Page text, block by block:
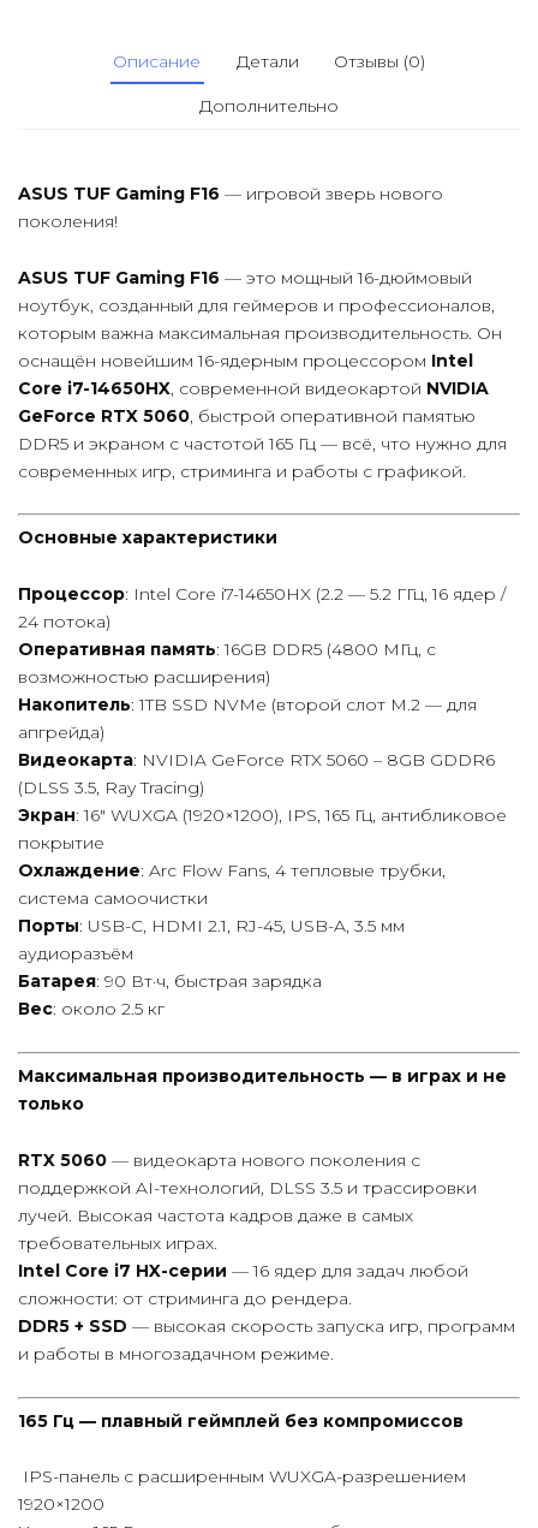
Описание Детали Отзывы (0)
Дополнительно
ASUS TUF Gaming F16 — игровой зверь нового
поколения!
ASUS TUF Gaming F16 — это мощный 16-дюймовый
ноутбук, созданный для геймеров и профессионалов,
которым важна максимальная производительность. Он
оснащён новейшим 16-ядерным процессором Intel
Core i7-14650HX , современной видеокартой NVIDIA
GeForce RTX 5060 , быстрой оперативной памятью
DDR5 и экраном с частотой 165 Гц — всё, что нужно для
современных игр, стриминга и работы с графикой.
Основные характеристики
Процессор: Intel Core i7-14650HX (2.2 — 5.2 ГГц, 16 ядер /
24 потока)
Оперативная память: 16GB DDR5 (4800 МГц, с
возможностью расширения)
Накопитель: 1TB SSD NVMe (второй слот M.2 — для
апгрейда)
Видеокарта: NVIDIA GeForce RTX 5060 – 8GB GDDR6
(DLSS 3.5, Ray Tracing)
Экран: 16″ WUXGA (1920×1200), IPS, 165 Гц, антибликовое
покрытие
Охлаждение: Arc Flow Fans, 4 тепловые трубки,
система самоочистки
Порты: USB-C, HDMI 2.1, RJ-45, USB-A, 3.5 мм
аудиоразъём
Батарея: 90 Вт·ч, быстрая зарядка
Вес: около 2.5 кг
Максимальная производительность — в играх и не
только
RTX 5060 — видеокарта нового поколения с
поддержкой AI-технологий, DLSS 3.5 и трассировки
лучей. Высокая частота кадров даже в самых
требовательных играх.
Intel Core i7 HX-серии — 16 ядер для задач любой
сложности: от стриминга до рендера.
DDR5 + SSD — высокая скорость запуска игр, программ
и работы в многозадачном режиме.
165 Гц — плавный геймплей без компромиссов
IPS-панель с расширенным WUXGA-разрешением
1920×1200